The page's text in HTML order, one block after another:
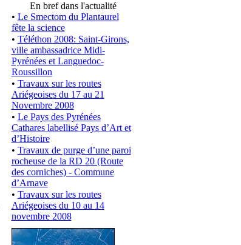
En bref dans l'actualité
• Le Smectom du Plantaurel
fête la science
• Téléthon 2008: Saint-Girons,
ville ambassadrice Midi-
Pyrénées et Languedoc-
Roussillon
• Travaux sur les routes
Ariégeoises du 17 au 21
Novembre 2008
• Le Pays des Pyrénées
Cathares labellisé Pays d’Art et
d’Histoire
• Travaux de purge d’une paroi
rocheuse de la RD 20 (Route
des corniches) - Commune
d’Arnave
• Travaux sur les routes
Ariégeoises du 10 au 14
novembre 2008